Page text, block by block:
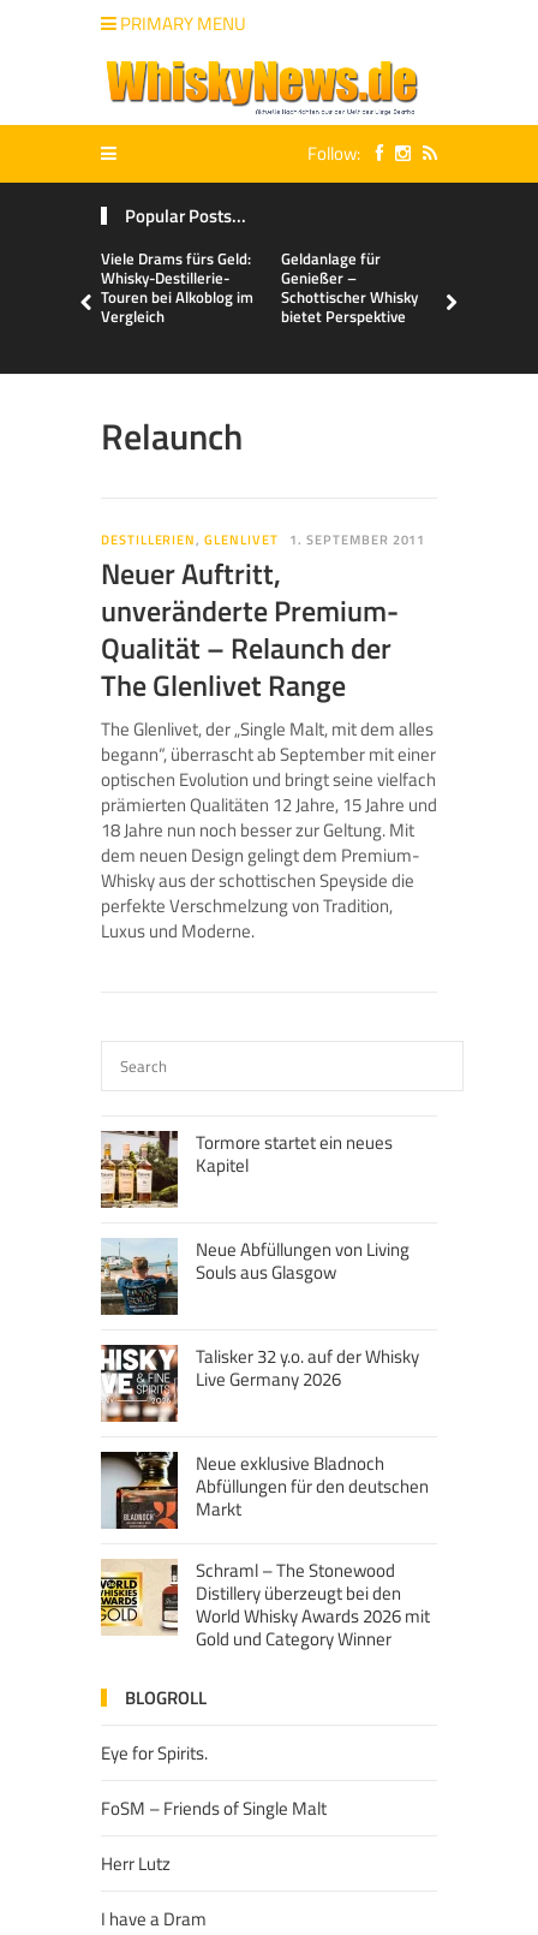
PRIMARY MENU
Follow:
Popular Posts...
Viele Drams fürs Geld:
Whisky-Destillerie-
Touren bei Alkoblog im
Vergleich
Geldanlage für
Genießer –
Schottischer Whisky
bietet Perspektive
Relaunch
DESTILLERIEN,GLENLIVET 1. SEPTEMBER 2011
Neuer Auftritt,
unveränderte Premium-
Qualität – Relaunch der
The Glenlivet Range
The Glenlivet, der „Single Malt, mit dem alles
begann“, überrascht ab September mit einer
optischen Evolution und bringt seine vielfach
prämierten Qualitäten 12 Jahre, 15 Jahre und
18 Jahre nun noch besser zur Geltung. Mit
dem neuen Design gelingt dem Premium-
Whisky aus der schottischen Speyside die
perfekte Verschmelzung von Tradition,
Luxus und Moderne.
Tormore startet ein neues
Kapitel
Neue Abfüllungen von Living
Souls aus Glasgow
Talisker 32 y.o. auf der Whisky
Live Germany 2026
Neue exklusive Bladnoch
Abfüllungen für den deutschen
Markt
Schraml – The Stonewood
Distillery überzeugt bei den
World Whisky Awards 2026 mit
Gold und Category Winner
BLOGROLL
Eye for Spirits.
FoSM – Friends of Single Malt
Herr Lutz
I have a Dram